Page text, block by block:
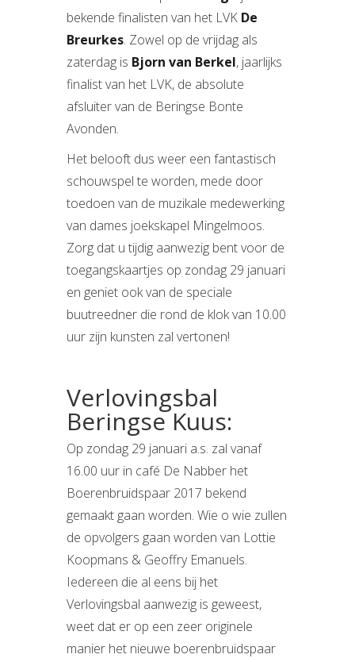
bekende finalisten van het LVK De
Breurkes. Zowel op de vrijdag als
zaterdag is Bjorn van Berkel, jaarlijks
finalist van het LVK, de absolute
afsluiter van de Beringse Bonte
Avonden.
Het belooft dus weer een fantastisch
schouwspel te worden, mede door
toedoen van de muzikale medewerking
van dames joekskapel Mingelmoos.
Zorg dat u tijdig aanwezig bent voor de
toegangskaartjes op zondag 29 januari
en geniet ook van de speciale
buutreedner die rond de klok van 10.00
uur zijn kunsten zal vertonen!
Verlovingsbal
Beringse Kuus:
Op zondag 29 januari a.s. zal vanaf
16.00 uur in café De Nabber het
Boerenbruidspaar 2017 bekend
gemaakt gaan worden. Wie o wie zullen
de opvolgers gaan worden van Lottie
Koopmans & Geoffry Emanuels.
Iedereen die al eens bij het
Verlovingsbal aanwezig is geweest,
weet dat er op een zeer originele
manier het nieuwe boerenbruidspaar